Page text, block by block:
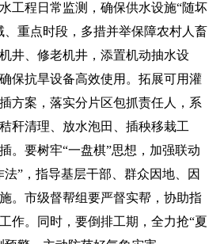
工程日常监测，确保供水设施“随坏
、重点时段，多措并举保障农村人畜
井、修老机井，添置机动抽水设
保抗旱设备高效使用。拓展可用灌
方案，落实分片区包抓责任人，系
秆清理、放水泡田、插秧移栽工
。要树牢“一盘棋”思想，加强联动
”，指导基层干部、群众因地、因
。市级督帮组要严督实帮，协助指
作。同时，要倒排工期，全力抢“夏